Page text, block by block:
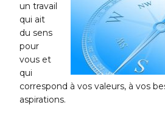
un travail
qui ait
du sens
pour
vous et
qui
correspond à vos valeurs, à vos
aspirations.